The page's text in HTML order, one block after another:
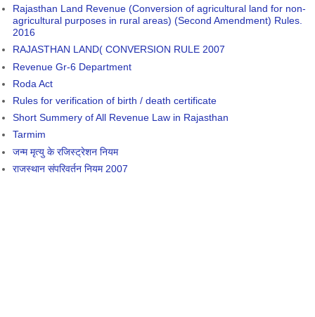
Rajasthan Land Revenue (Conversion of agricultural land for non-
agricultural purposes in rural areas) (Second Amendment) Rules.
2016
RAJASTHAN LAND( CONVERSION RULE 2007
Revenue Gr-6 Department
Roda Act
Rules for verification of birth / death certificate
Short Summery of All Revenue Law in Rajasthan
Tarmim
जन्म मृत्यु के रजिस्ट्रेशन नियम
राजस्थान संपरिवर्तन नियम 2007